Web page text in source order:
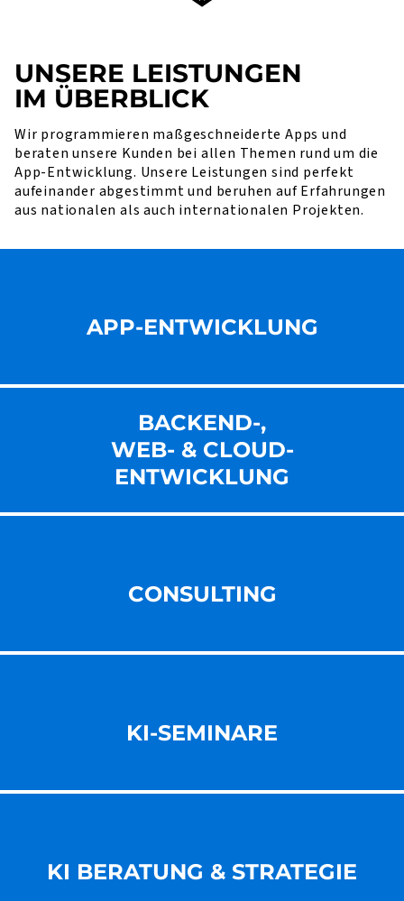
UNSERE LEISTUNGEN
IM ÜBERBLICK
Wir programmieren maßgeschneiderte Apps und
beraten unsere Kunden bei allen Themen rund um die
App-Entwicklung. Unsere Leistungen sind perfekt
aufeinander abgestimmt und beruhen auf Erfahrungen
aus nationalen als auch internationalen Projekten.
APP-ENTWICKLUNG
BACKEND-,
WEB- & CLOUD-
ENT­WICKLUNG
CONSULTING
KI-SEMINARE
KI BERATUNG & STRATEGIE